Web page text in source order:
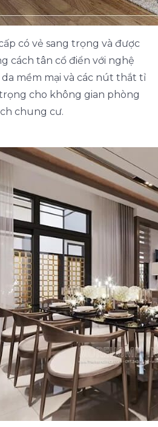
có vẻ sang trọng và được
cách tân cổ điển với nghệ
mềm mại và các nút thắt tỉ
cho không gian phòng
chung cư.